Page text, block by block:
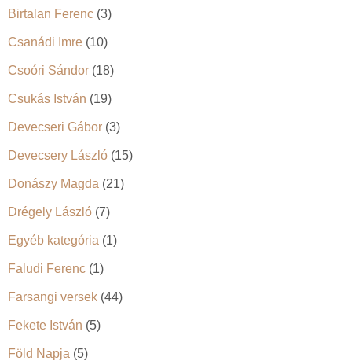
Birtalan Ferenc (3)
Csanádi Imre (10)
Csoóri Sándor (18)
Csukás István (19)
Devecseri Gábor (3)
Devecsery László (15)
Donászy Magda (21)
Drégely László (7)
Egyéb kategória (1)
Faludi Ferenc (1)
Farsangi versek (44)
Fekete István (5)
Föld Napja (5)